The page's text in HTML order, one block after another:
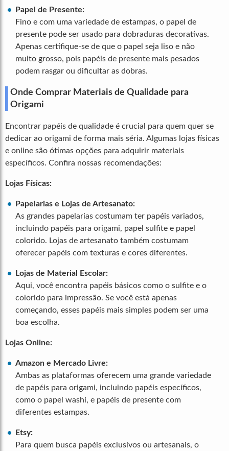
Papel de Presente:
Fino e com uma variedade de estampas, o papel de
presente pode ser usado para dobraduras decorativas.
Apenas certifique-se de que o papel seja liso e não
muito grosso, pois papéis de presente mais pesados
podem rasgar ou dificultar as dobras.
Onde Comprar Materiais de Qualidade para
Origami
Encontrar papéis de qualidade é crucial para quem quer se
dedicar ao origami de forma mais séria. Algumas lojas físicas
e online são ótimas opções para adquirir materiais
específicos. Confira nossas recomendações:
Lojas Físicas:
Papelarias e Lojas de Artesanato:
As grandes papelarias costumam ter papéis variados,
incluindo papéis para origami, papel sulfite e papel
colorido. Lojas de artesanato também costumam
oferecer papéis com texturas e cores diferentes.
Lojas de Material Escolar:
Aqui, você encontra papéis básicos como o sulfite e o
colorido para impressão. Se você está apenas
começando, esses papéis mais simples podem ser uma
boa escolha.
Lojas Online:
Amazon e Mercado Livre:
Ambas as plataformas oferecem uma grande variedade
de papéis para origami, incluindo papéis específicos,
como o papel washi, e papéis de presente com
diferentes estampas.
Etsy:
Para quem busca papéis exclusivos ou artesanais, o